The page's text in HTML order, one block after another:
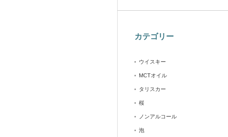
カテゴリー
ウイスキー
MCTオイル
タリスカー
桜
ノンアルコール
泡